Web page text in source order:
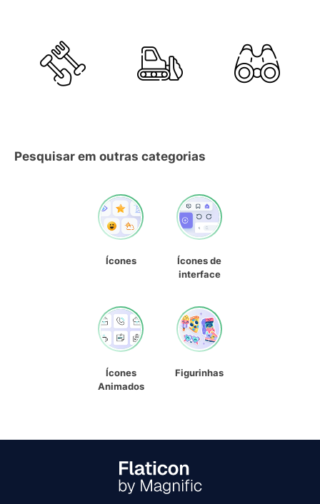
Pesquisar em outras categorias
Ícones
Ícones de
interface
Ícones
Animados
Figurinhas